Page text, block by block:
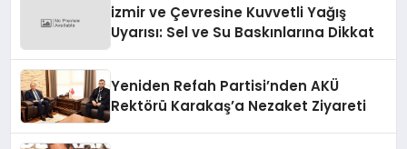
izmir ve Çevresine Kuvvetli Yağış
Uyarısı: Sel ve Su Baskınlarına Dikkat
Yeniden Refah Partisi’nden AKÜ
Rektörü Karakaş’a Nezaket Ziyareti